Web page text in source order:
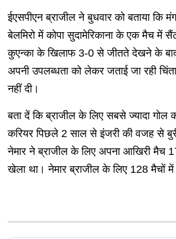
ईएसपीएन ब्राजील ने बुधवार को बताया कि
बेलमिरो में कोपा सुदामेरिकाना के एक मैच में
कुएन्का के खिलाफ 3-0 से जीतते देखने के
अपनी उपलब्धता को लेकर जताई जा रही
नहीं दी।
बता दें कि ब्राजील के लिए सबसे ज्यादा गोल
करियर पिछले 2 साल से इंजरी की वजह से
नेमार ने ब्राजील के लिए अपना आखिरी मैच
खेला था। नेमार ब्राजील के लिए 128 मैचों